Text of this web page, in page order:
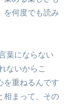
を何度でも読み
葉にならない
ないからこ
を重ねるんです
相まって、その